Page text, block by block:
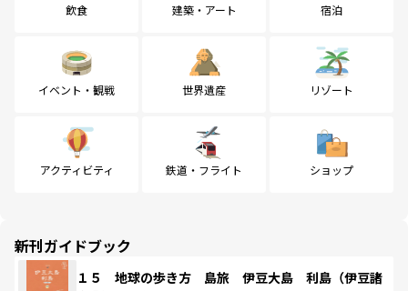
飲食 建築・アート 宿泊
イベント・観戦 世界遺産 リゾート
アクティビティ 鉄道・フライト ショップ
新刊ガイドブック
１５ 地球の歩き方 島旅 伊豆大島 利島（伊豆諸